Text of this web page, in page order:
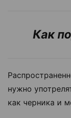
Как
нужно
как черника и